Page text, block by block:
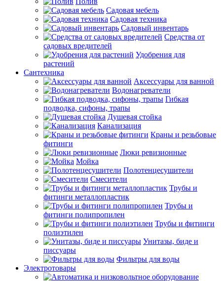
Садовая мебель
Садовая техника
Садовый инвентарь
Средства от
садовых вредителей
Удобрения для
растений
Сантехника
Аксессуары для ванной
Водонагреватели
Гибкая
подводка, сифоны, трапы
Душевая стойка
Канализация
Краны и резьбовые
фитинги
Люки ревизионные
Мойка
Полотенцесушители
Смесители
Трубы и
фитинги металлопластик
Трубы и
фитинги полипропилен
Трубы и фитинги
полиэтилен
Унитазы, биде и
писсуары
Фильтры для воды
Электротовары